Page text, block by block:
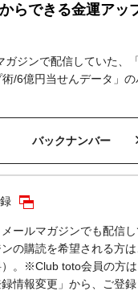
らできる金運アッ
ガジンで配信していた、
/6億円当せんデータ」
バックナンバー
ールマガジンでも配信
の購読を希望される方
）。※Club toto会員の方
情報変更」から、ご登録